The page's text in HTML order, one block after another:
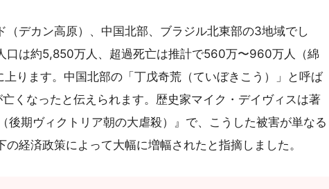
（デカン高原）、中国北部、ブラジル北東部の3地域でし
口は約5,850万人、超過死亡は推計で560万〜960万人（綿
ります。中国北部の「丁戊奇荒（ていぼきこう）」と呼ば
くなったと伝えられます。歴史家マイク・デイヴィスは著
期ヴィクトリア朝の大虐殺）』で、こうした被害が単なる
経済政策によって大幅に増幅されたと指摘しました。